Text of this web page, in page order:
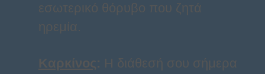
εσωτερικό θόρυβο που ζητά
ηρεμία.
Καρκίνος: Η διάθεσή σου σήμερα